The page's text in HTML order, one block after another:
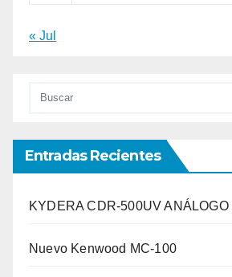
« Jul
Entradas Recientes
KYDERA CDR-500UV ANÁLOGO
Nuevo Kenwood MC-100